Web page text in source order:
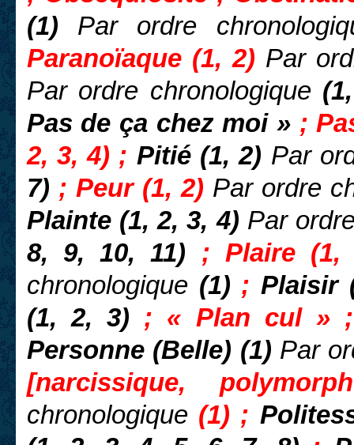
(1) Par ordre
Paranoïaque (1, 2) Par
Par ordre chronologique
Pas de ça chez moi » ;
2, 3, 4) ; Pitié (1, 2) Par
7) ; Peur (1, 2) Par ordre
Plainte (1, 2, 3, 4) Par
8, 9, 10, 11) ; Plaire
chronologique(1) ;Plaisir
(1, 2, 3) ; « Plan cul » ;
Personne (Belle) (1) Par
[narcissique,
chronologique (1) ;